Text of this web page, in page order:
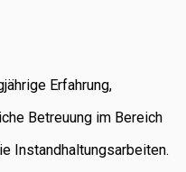
Erfahrung,
Betreuung im Bereich
Instandhaltungsarbeiten.